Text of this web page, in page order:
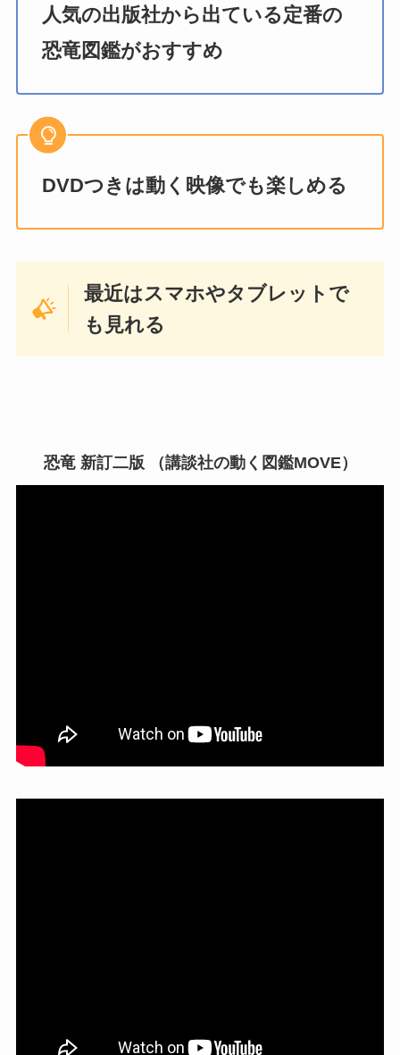
人気の出版社から出ている定番の
恐竜図鑑がおすすめ
DVDつきは動く映像でも楽しめる
最近はスマホやタブレットで
も見れる
恐竜 新訂二版 （講談社の動く図鑑MOVE）